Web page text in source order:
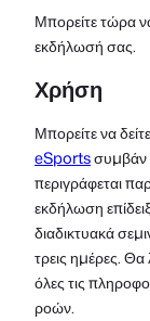
Μπορείτε τώρα
εκδήλωσή σας.
Χρήση
Μπορείτε να
eSportsσυμβάν
περιγράφεται
εκδήλωση
διαδικτυακά
τρεις ημέρες.
όλες τις
ροών.